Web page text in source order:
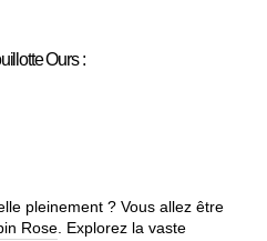
Ours :
pleinement ? Vous allez être
Rose. Explorez la vaste